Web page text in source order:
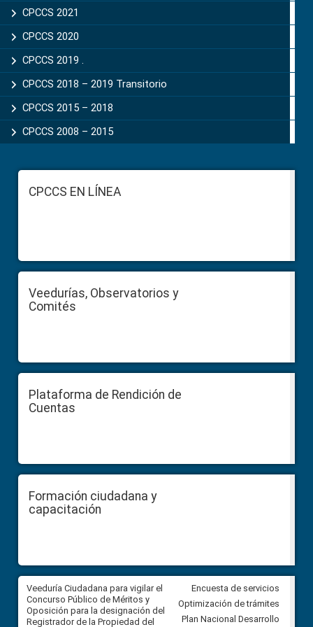
CPCCS 2021
CPCCS 2020
CPCCS 2019 .
CPCCS 2018 – 2019 Transitorio
CPCCS 2015 – 2018
CPCCS 2008 – 2015
FooterCPCCS EN LÍNEA
Veedurías, Observatorios y
Comités
Plataforma de Rendición de
Cuentas
Formación ciudadana y
capacitación
Veeduría Ciudadana para vigilar el
Concurso Público de Méritos y
Oposición para la designación del
Registrador de la Propiedad del
Veeduría Ciudadana para
construcción del asfaltado de
diferentes barrios del sector
Ballenita del cantón Santa
Encuesta de servicios
Optimización de trámites
Plan Nacional Desarrollo